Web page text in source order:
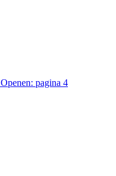
Openen: pagina 4